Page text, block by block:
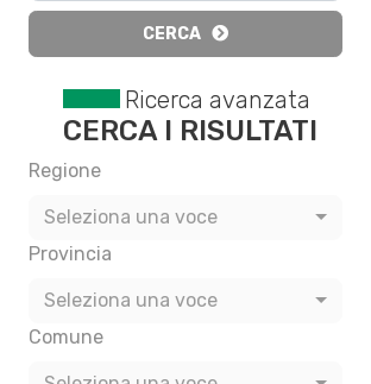
CERCA
Ricerca avanzata
CERCA I RISULTATI
Regione
Seleziona una voce
Provincia
Seleziona una voce
Comune